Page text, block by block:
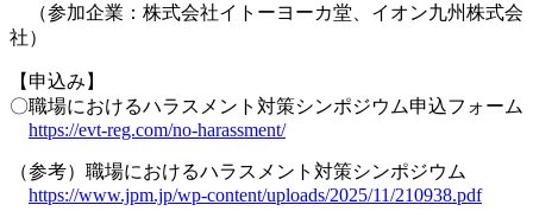
（参加企業：株式会社イトーヨーカ堂、イオン九州株式会
社）
【申込み】
〇職場におけるハラスメント対策シンポジウム申込フォーム
https://evt-reg.com/no-harassment/
（参考）職場におけるハラスメント対策シンポジウム
https://www.jpm.jp/wp-content/uploads/2025/11/210938.pdf